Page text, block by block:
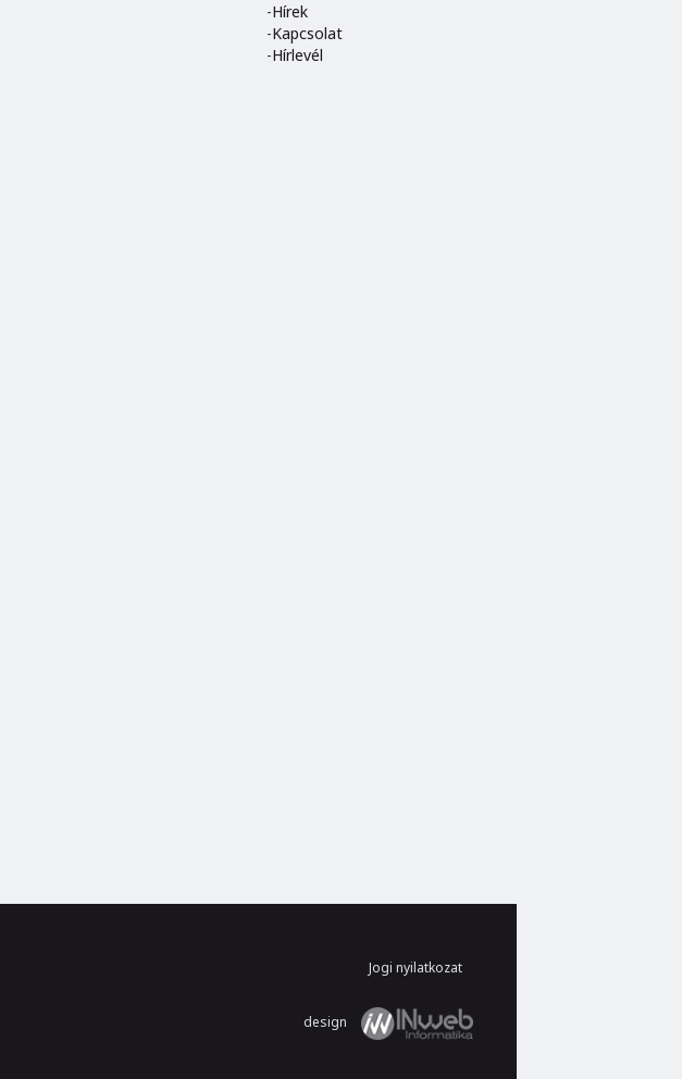
Hírek
Kapcsolat
Hírlevél
Jogi nyilatkozat
design